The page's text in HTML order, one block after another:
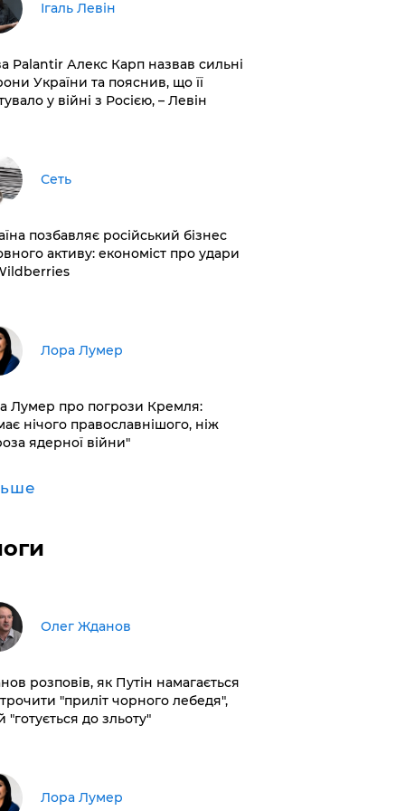
Ігаль Левін
Palantir Алекс Карп назвав сильні
України та пояснив, що її
у війні з Росією, – Левін
Сеть
позбавляє російський бізнес
активу: економіст про удари
​Лора Лумер
Лумер про погрози Кремля:
нічого православнішого, ніж
ядерної війни"
Олег Жданов
розповів, як Путін намагається
"приліт чорного лебедя",
"готується до зльоту"
​Лора Лумер